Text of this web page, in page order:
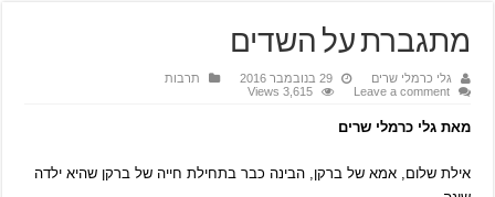
מתגברת על השדים
גלי כרמלי שרים 29 בנובמבר 2016
תרבות
Leave a comment
3,615 Views
מאת גלי כרמלי שרים
אילת שלום, אמא של ברקן, הבינה כבר בתחילת חייה של ברקן שהיא ילדה